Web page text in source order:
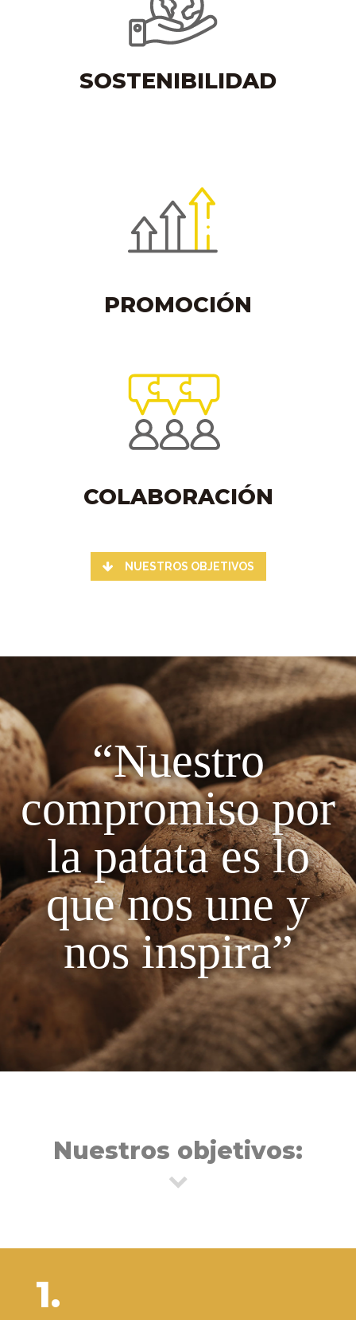
SOSTENIBILIDAD
PROMOCIÓN
COLABORACIÓN
NUESTROS OBJETIVOS
“Nuestro
compromiso por
la patata es lo
que nos une y
nos inspira”
Nuestros objetivos:
1.